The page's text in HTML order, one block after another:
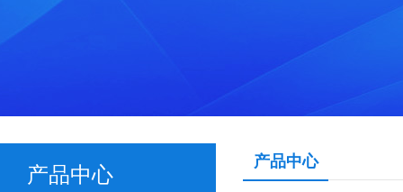
产品中心
产品中心